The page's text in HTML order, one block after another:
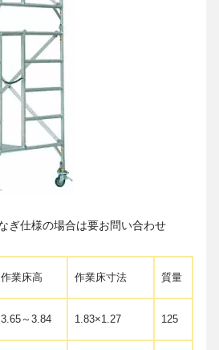
ぎ仕様の場合は要お問い合わせ
作業床高 作業床寸法 質量
3.65～3.84 1.83×1.27 125